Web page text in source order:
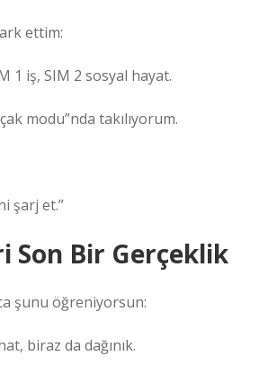
ettim:
1 iş, SIM 2 sosyal hayat.
modu”nda takılıyorum.
şarj et.”
Son Bir Gerçeklik
şunu öğreniyorsun:
biraz da dağınık.